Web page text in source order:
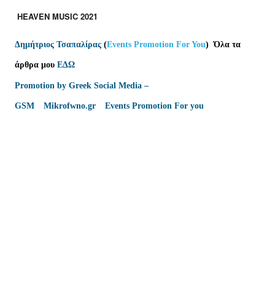
HEAVEN MUSIC 2021
Δημήτριος Τσαπαλίρας (Events Promotion For You) Όλα τα
άρθρα μου ΕΔΩ
Promotion by Greek Social Media –
GSM Mikrofwno.gr Events Promotion For you